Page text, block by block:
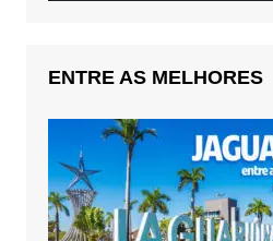
ENTRE AS MELHORES